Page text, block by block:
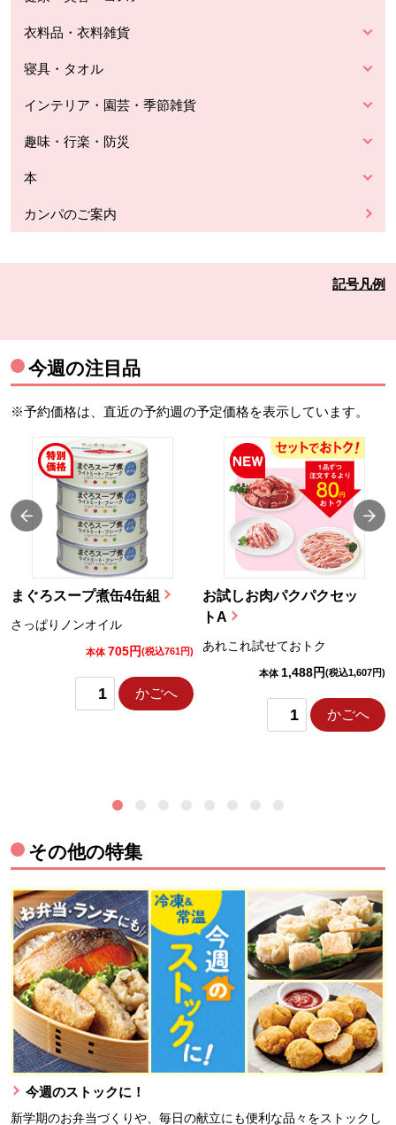
衣料品・衣料雑貨
寝具・タオル
インテリア・園芸・季節雑貨
趣味・行楽・防災
本
カンパのご案内
記号凡例
今週の注目品
※予約価格は、直近の予約週の予定価格を表示しています。
まぐろスープ煮缶4缶組
さっぱりノンオイル
本体 705円(税込761円)
かごへ
お試しお肉パクパクセッ
トA
あれこれ試せておトク
本体 1,488円(税込1,607円)
かごへ
その他の特集
今週のストックに！
新学期のお弁当づくりや、毎日の献立にも便利な品々をストックし